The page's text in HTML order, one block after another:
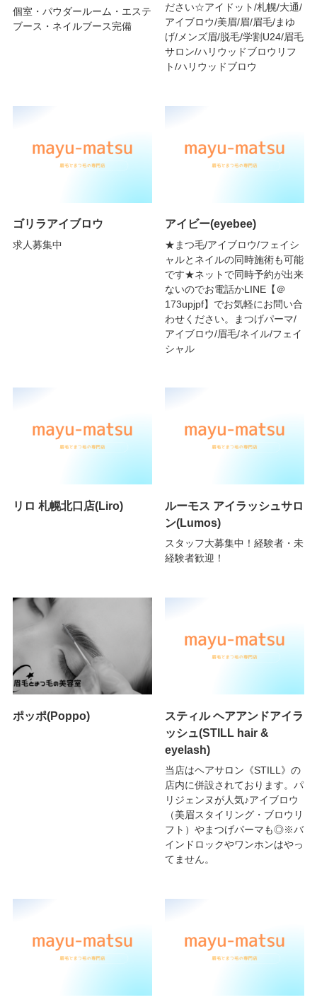
個室・パウダールーム・エステ
ブース・ネイルブース完備
ださい☆アイドット/札幌/大通/
アイブロウ/美眉/眉/眉毛/まゆ
げ/メンズ眉/脱毛/学割U24/眉毛
サロン/ハリウッドブロウリフ
ト/ハリウッドブロウ
ゴリラアイブロウ
求人募集中
アイビー(eyebee)
★まつ毛/アイブロウ/フェイシ
ャルとネイルの同時施術も可能
です★ネットで同時予約が出来
ないのでお電話かLINE【＠
173upjpf】でお気軽にお問い合
わせください。まつげパーマ/
アイブロウ/眉毛/ネイル/フェイ
シャル
リロ 札幌北口店(Liro)
ルーモス アイラッシュサロ
ン(Lumos)
スタッフ大募集中！経験者・未
経験者歓迎！
ポッポ(Poppo)
スティル ヘアアンドアイラ
ッシュ(STILL hair &
eyelash)
当店はヘアサロン《STILL》の
店内に併設されております。パ
リジェンヌが人気♪アイブロウ
（美眉スタイリング・ブロウリ
フト）やまつげパーマも◎※バ
インドロックやワンホンはやっ
てません。